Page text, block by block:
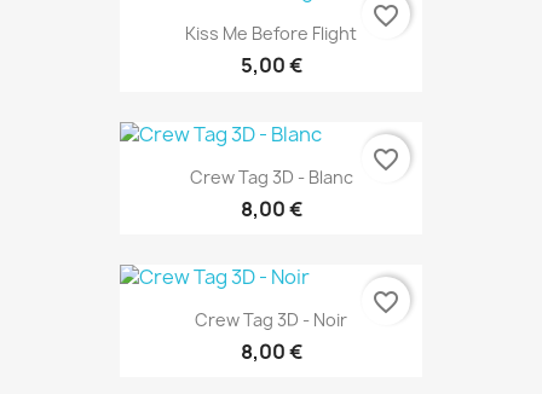
Kiss Me Before Flight
5,00 €
favorite_border
Crew Tag 3D - Blanc
8,00 €
favorite_border
Crew Tag 3D - Noir
8,00 €
favorite_border